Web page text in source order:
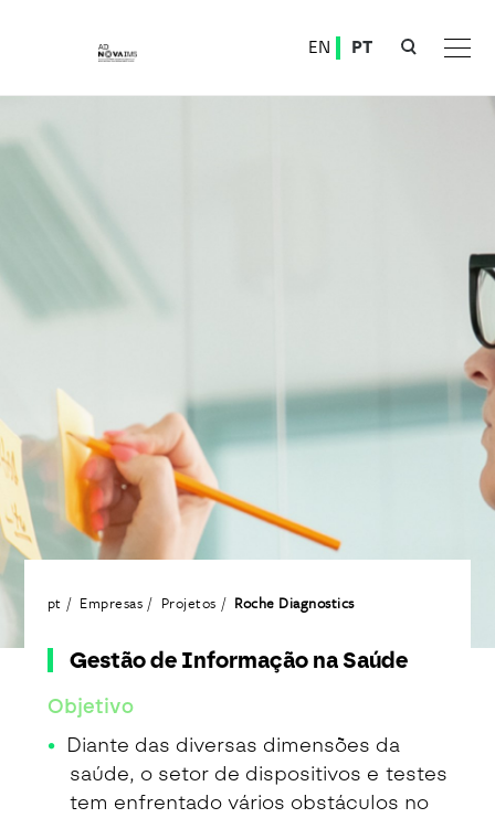
EN PT
Roche Diagnostics
pt Empresas Projetos Roche Diagnostics
Gestão de Informação na Saúde
Objetivo
Diante das diversas dimensões da
saúde, o setor de dispositivos e testes
tem enfrentado vários obstáculos no